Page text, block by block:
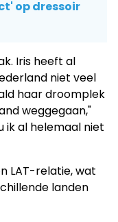
op dressoir
Iris heeft al
niet veel
haar droomplek
weggegaan,"
ik al helemaal niet
LAT-relatie, wat
landen